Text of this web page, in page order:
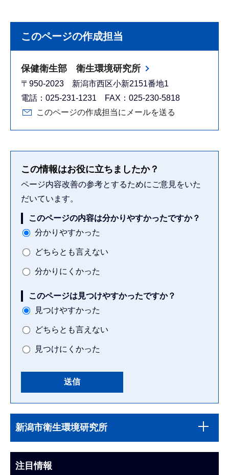
このページの作成担当
保健衛生部 衛生環境研究所
〒950-2023 新潟市西区小新2151番地1
電話：025-231-1231 FAX：025-230-5818
このページの作成担当にメールを送る
この情報はお役に立ちましたか？
ページ内容改善の参考とするためにご意見をいた
だいています。
このページの内容は分かりやすかったですか？
分かりやすかった
どちらとも言えない
分かりにくかった
このページは見つけやすかったですか？
見つけやすかった
どちらとも言えない
見つけにくかった
文
こ
ま
サ
ブ
ビ
新潟市衛生環境研究所
注目情報